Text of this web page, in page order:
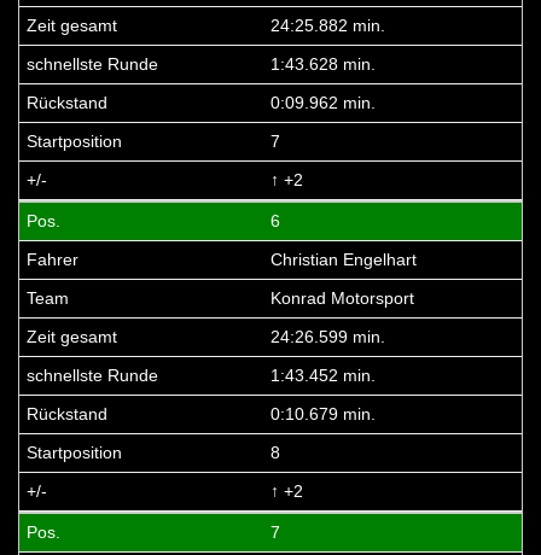
24:25.882 min.
1:43.628 min.
0:09.962 min.
7
↑ +2
6
Christian Engelhart
Konrad Motorsport
24:26.599 min.
1:43.452 min.
0:10.679 min.
8
↑ +2
7